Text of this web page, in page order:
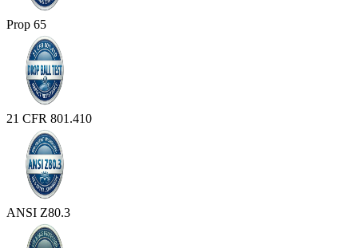
Prop 65
21 CFR 801.410
ANSI Z80.3